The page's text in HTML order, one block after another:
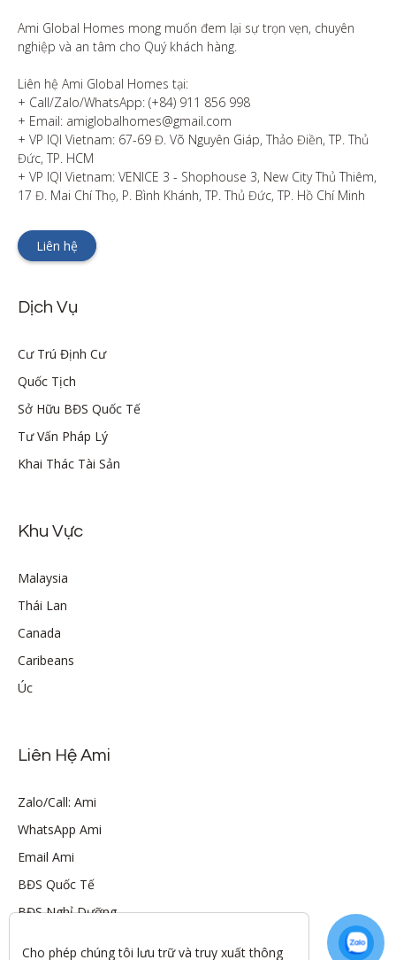
Ami Global Homes mong muốn đem lại sự trọn vẹn, chuyên
nghiệp và an tâm cho Quý khách hàng.
Liên hệ Ami Global Homes tại:
+ Call/Zalo/WhatsApp: (+84) 911 856 998
+ Email: amiglobalhomes@gmail.com
+ VP IQI Vietnam: 67-69 Đ. Võ Nguyên Giáp, Thảo Điền, TP. Thủ
Đức, TP. HCM
+ VP IQI Vietnam: VENICE 3 - Shophouse 3, New City Thủ Thiêm,
17 Đ. Mai Chí Thọ, P. Bình Khánh, TP. Thủ Đức, TP. Hồ Chí Minh
Liên hệ
Dịch Vụ
Cư Trú Định Cư
Quốc Tịch
Sở Hữu BĐS Quốc Tế
Tư Vấn Pháp Lý
Khai Thác Tài Sản
Khu Vực
Malaysia
Thái Lan
Canada
Caribeans
Úc
Liên Hệ Ami
Zalo/Call: Ami
WhatsApp Ami
Email Ami
BĐS Quốc Tế
BĐS Nghỉ Dưỡng
Cho phép chúng tôi lưu trữ và truy xuất thông